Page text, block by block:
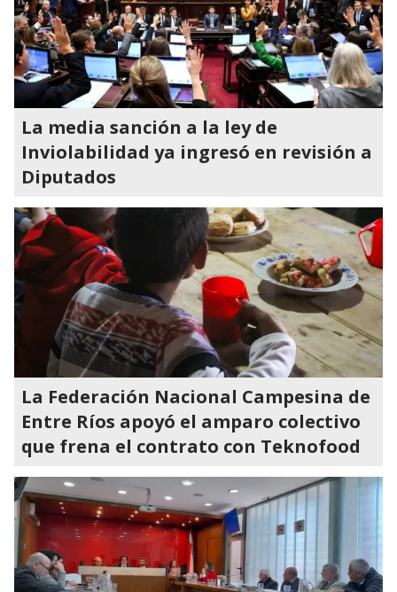
La media sanción a la ley de
Inviolabilidad ya ingresó en revisión a
Diputados
La Federación Nacional Campesina de
Entre Ríos apoyó el amparo colectivo
que frena el contrato con Teknofood